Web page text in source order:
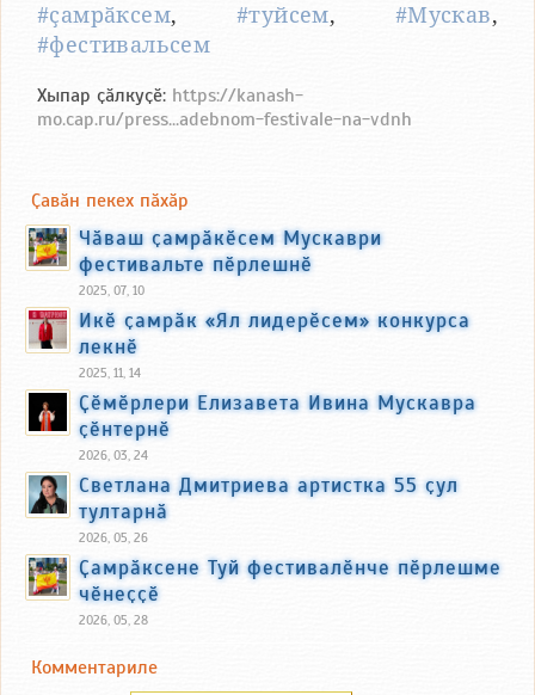
#ҫамрӑксем, #туйсем, #Мускав,
#фестивальсем
Хыпар ҫӑлкуҫӗ: https://kanash-
mo.cap.ru/press...adebnom-festivale-na-vdnh
Ҫавӑн пекех пӑхӑр
Чӑваш ҫамрӑкӗсем Мускаври
фестивальте пӗрлешнӗ
2025, 07, 10
Икӗ ҫамрӑк «Ял лидерӗсем» конкурса
лекнӗ
2025, 11, 14
Ҫӗмӗрлери Елизавета Ивина Мускавра
ҫӗнтернӗ
2026, 03, 24
Светлана Дмитриева артистка 55 ҫул
тултарнӑ
2026, 05, 26
Ҫамрӑксене Туй фестивалӗнче пӗрлешме
чӗнеҫҫӗ
2026, 05, 28
Комментариле